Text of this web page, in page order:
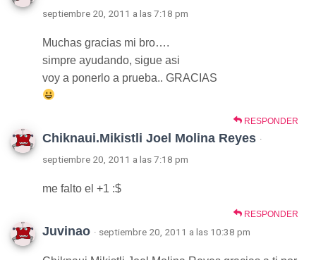
septiembre 20, 2011 a las 7:18 pm
Muchas gracias mi bro….
simpre ayudando, sigue asi
voy a ponerlo a prueba.. GRACIAS
RESPONDER
Chiknaui.Mikistli Joel Molina Reyes ·
septiembre 20, 2011 a las 7:18 pm
me falto el +1 :$
RESPONDER
Juvinao · septiembre 20, 2011 a las 10:38 pm